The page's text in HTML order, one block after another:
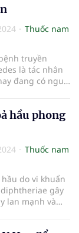
Thuốc nam
truyền
là tác nhân
đang có nguy
Hạ. Đa phần
hiệu cảnh
đoạn phải xử
hậu quả
có vắc-xin dự
hiệu nên điều
cắt đường
hầu phong
Thuốc nam
hầu do vi khuẩn
gây
lan mạnh và